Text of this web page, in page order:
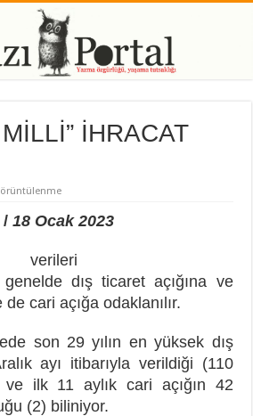
İHRACAT
/18 Ocak 2023
dış ticaret açığına ve
cari açığa odaklanılır.
son 29 yılın en yüksek dış
ayı itibarıyla verildiği (110
ilk 11 aylık cari açığın 42
(2) biliniyor.